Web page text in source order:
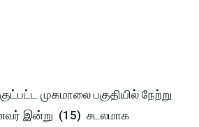
முகமாலை பகுதியில் நேற்று
இன்று (15) சடலமாக